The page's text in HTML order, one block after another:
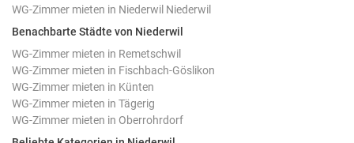
WG-Zimmer mieten in Niederwil Niederwil
Benachbarte Städte von Niederwil
WG-Zimmer mieten in Remetschwil
WG-Zimmer mieten in Fischbach-Göslikon
WG-Zimmer mieten in Künten
WG-Zimmer mieten in Tägerig
WG-Zimmer mieten in Oberrohrdorf